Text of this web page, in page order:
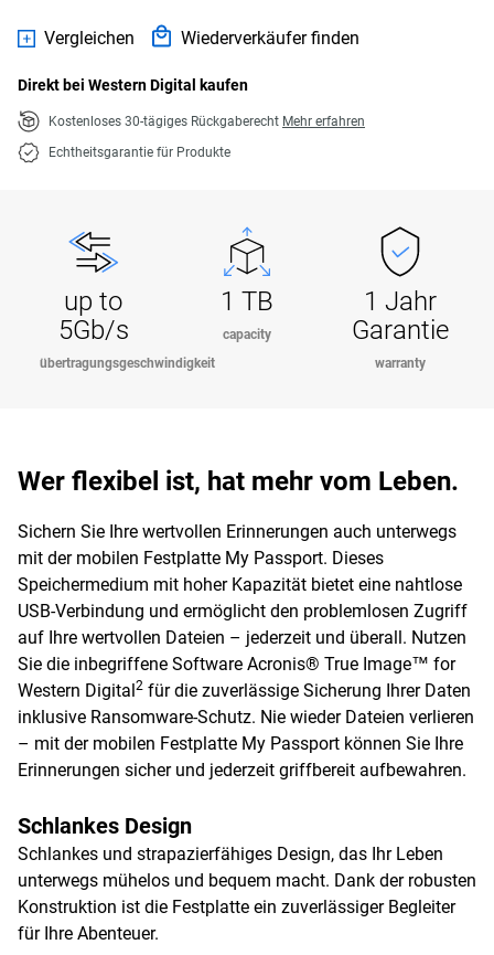
Vergleichen Wiederverkäufer finden
Direkt bei Western Digital kaufen
Kostenloses 30-tägiges Rückgaberecht Mehr erfahren
Echtheitsgarantie für Produkte
up to
5Gb/s
übertragungsgeschwindigkeit
1 TB
capacity
1 Jahr
Garantie
warranty
Wer flexibel ist, hat mehr vom Leben.
Sichern Sie Ihre wertvollen Erinnerungen auch unterwegs
mit der mobilen Festplatte My Passport. Dieses
Speichermedium mit hoher Kapazität bietet eine nahtlose
USB-Verbindung und ermöglicht den problemlosen Zugriff
auf Ihre wertvollen Dateien – jederzeit und überall. Nutzen
Sie die inbegriffene Software Acronis® True Image™ for
Western Digital2 für die zuverlässige Sicherung Ihrer Daten
inklusive Ransomware-Schutz. Nie wieder Dateien verlieren
– mit der mobilen Festplatte My Passport können Sie Ihre
Erinnerungen sicher und jederzeit griffbereit aufbewahren.
Schlankes Design
Schlankes und strapazierfähiges Design, das Ihr Leben
unterwegs mühelos und bequem macht. Dank der robusten
Konstruktion ist die Festplatte ein zuverlässiger Begleiter
für Ihre Abenteuer.